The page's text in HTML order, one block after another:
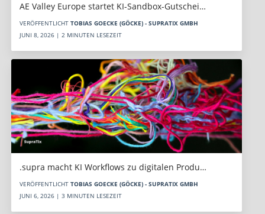
AE Valley Europe startet KI-Sandbox-Gutschei…
VERÖFFENTLICHT TOBIAS GOECKE (GÖCKE) - SUPRATIX GMBH
JUNI 8, 2026 | 2 MINUTEN LESEZEIT
.supra macht KI Workflows zu digitalen Produ…
VERÖFFENTLICHT TOBIAS GOECKE (GÖCKE) - SUPRATIX GMBH
JUNI 6, 2026 | 3 MINUTEN LESEZEIT